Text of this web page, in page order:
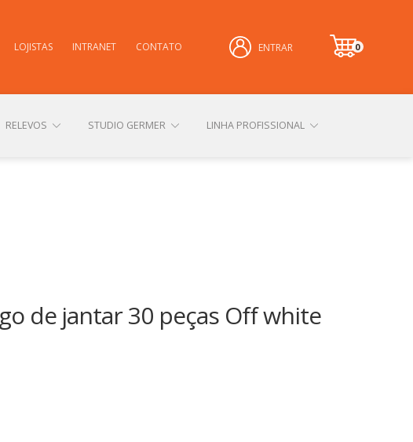
LOJISTAS INTRANET CONTATO ENTRAR
0
it
RELEVOS STUDIO GERMER LINHA PROFISSIONAL
de jantar 30 peças Off white